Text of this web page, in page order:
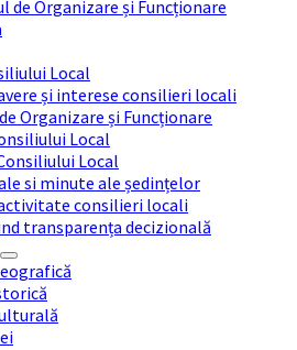
de Organizare și Funcționare
Local
și interese consilieri locali
Organizare și Funcționare
Local
Local
si minute ale ședințelor
consilieri locali
transparența decizională